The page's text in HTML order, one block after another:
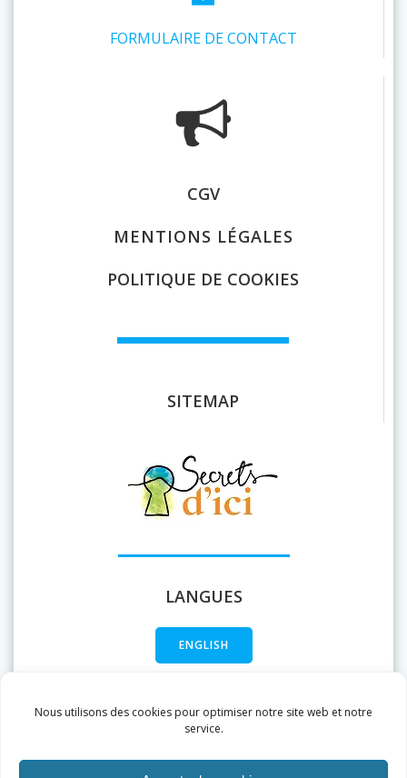
Nous utilisons des cookies pour optimiser notre site web et notre
service.
FORMULAIRE DE CONTACT
CGV
MENTIONS LÉGALES
POLITIQUE DE COOKIES
SITEMAP
LANGUES
ENGLISH